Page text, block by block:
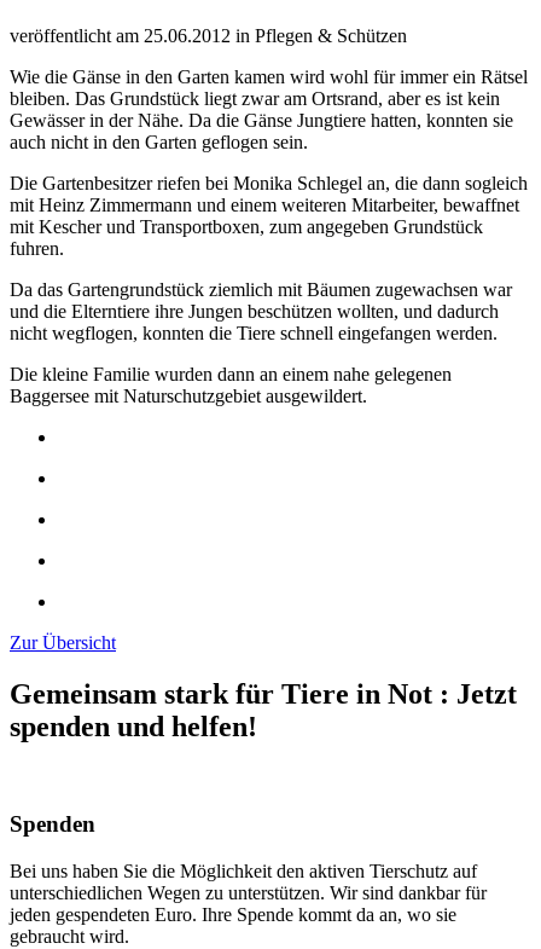
veröffentlicht am 25.06.2012 in Pflegen & Schützen
Wie die Gänse in den Garten kamen wird wohl für immer ein Rätsel
bleiben. Das Grundstück liegt zwar am Ortsrand, aber es ist kein
Gewässer in der Nähe. Da die Gänse Jungtiere hatten, konnten sie
auch nicht in den Garten geflogen sein.
Die Gartenbesitzer riefen bei Monika Schlegel an, die dann sogleich
mit Heinz Zimmermann und einem weiteren Mitarbeiter, bewaffnet
mit Kescher und Transportboxen, zum angegeben Grundstück
fuhren.
Da das Gartengrundstück ziemlich mit Bäumen zugewachsen war
und die Elterntiere ihre Jungen beschützen wollten, und dadurch
nicht wegflogen, konnten die Tiere schnell eingefangen werden.
Die kleine Familie wurden dann an einem nahe gelegenen
Baggersee mit Naturschutzgebiet ausgewildert.
Zur Übersicht
Gemeinsam stark für Tiere in Not : Jetzt
spenden und helfen!
Spenden
Bei uns haben Sie die Möglichkeit den aktiven Tierschutz auf
unterschiedlichen Wegen zu unterstützen. Wir sind dankbar für
jeden gespendeten Euro. Ihre Spende kommt da an, wo sie
gebraucht wird.